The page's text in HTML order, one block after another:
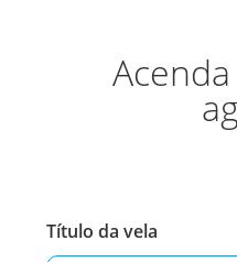
Título da vela